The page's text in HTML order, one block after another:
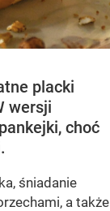
placki
wersji
choć
śniadanie
a także